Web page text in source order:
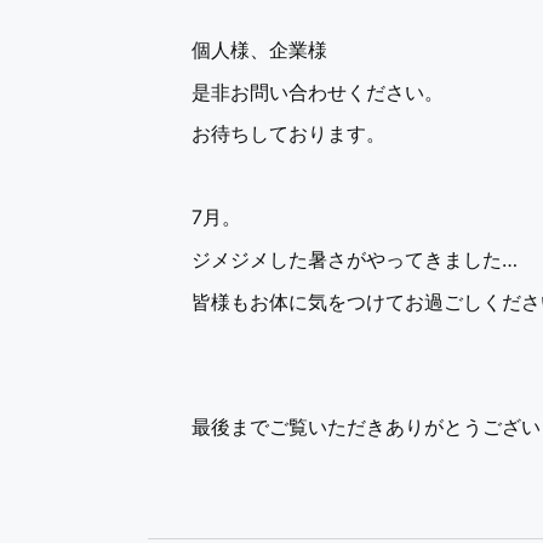
個人様、企業様
是非お問い合わせください。
お待ちしております。
7月。
ジメジメした暑さがやってきました…
皆様もお体に気をつけてお過ごしくださ
最後までご覧いただきありがとうござ